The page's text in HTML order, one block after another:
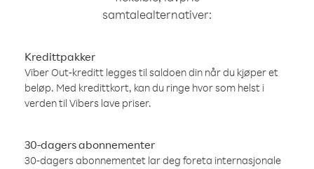
samtalealternativer:
Kredittpakker
Viber Out-kreditt legges til saldoen din når du kjøper et
beløp. Med kredittkort, kan du ringe hvor som helst i
verden til Vibers lave priser.
30-dagers abonnementer
30-dagers abonnementet lar deg foreta internasjonale